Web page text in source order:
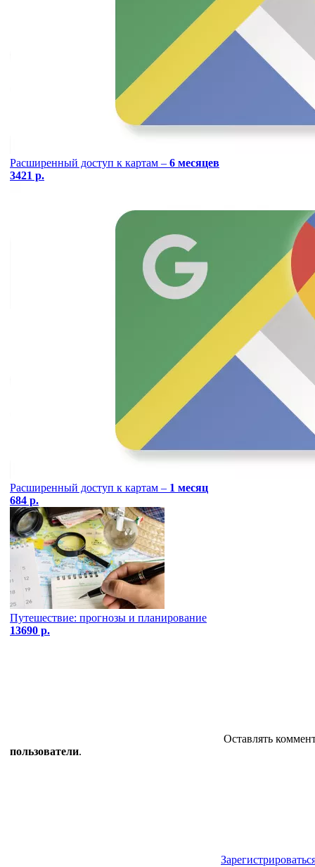
Расширенный доступ к картам – 6 месяцев
3421 р.
Расширенный доступ к картам – 1 месяц
684 р.
Путешествие: прогнозы и планирование
13690 р.
Оставлять
пользователи.